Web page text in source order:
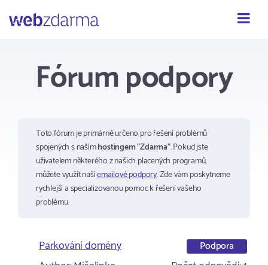
Fórum podpory
Toto fórum je primárně určeno pro řešení problémů
spojených s našímhostingem "Zdarma". Pokud jste
uživatelem některého z našich placených programů,
můžete využít našíemailové podpory. Zde vám poskytneme
rychlejší a specializovanou pomoc k řešení vašeho
problému.
Parkování domény Podpora